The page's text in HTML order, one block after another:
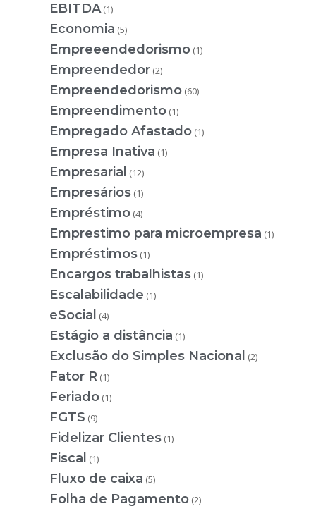
EBITDA (1)
Economia (5)
Empreeendedorismo (1)
Empreendedor (2)
Empreendedorismo (60)
Empreendimento (1)
Empregado Afastado (1)
Empresa Inativa (1)
Empresarial (12)
Empresários (1)
Empréstimo (4)
Emprestimo para microempresa (1)
Empréstimos (1)
Encargos trabalhistas (1)
Escalabilidade (1)
eSocial (4)
Estágio a distância (1)
Exclusão do Simples Nacional (2)
Fator R (1)
Feriado (1)
FGTS (9)
Fidelizar Clientes (1)
Fiscal (1)
Fluxo de caixa (5)
Folha de Pagamento (2)